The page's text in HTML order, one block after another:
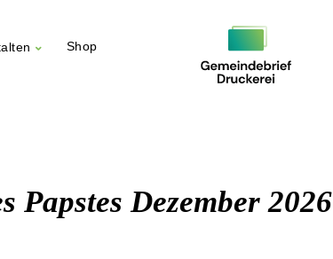
Shop
Papstes Dezember 2026